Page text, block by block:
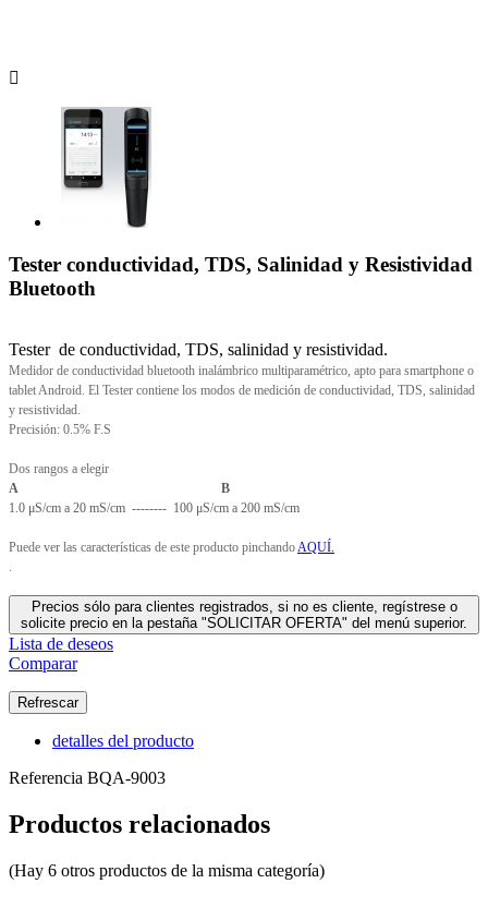

Tester conductividad, TDS, Salinidad y Resistividad
Bluetooth
Tester de conductividad, TDS, salinidad y resistividad.
Medidor de conductividad bluetooth inalámbrico multiparamétrico, apto para smartphone o
tablet Android. El Tester contiene los modos de medición de conductividad, TDS, salinidad
y resistividad.
Precisión: 0.5% F.S
Dos rangos a elegir
A B
1.0 μS/cm a 20 mS/cm -------- 100 μS/cm a 200 mS/cm
Puede ver las características de este producto pinchandoAQUÍ.
.
Precios sólo para clientes registrados, si no es cliente, regístrese o
solicite precio en la pestaña "SOLICITAR OFERTA" del menú superior.
Lista de deseos
Comparar
detalles del producto
Referencia BQA-9003
Productos relacionados
(Hay 6 otros productos de la misma categoría)